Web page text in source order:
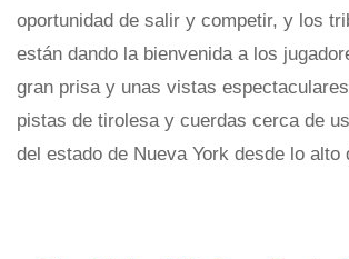
oportunidad de salir y competir, y los
están dando la bienvenida a los
gran prisa y unas vistas
pistas de tirolesa y cuerdas cerca de
del estado de Nueva York desde lo alto